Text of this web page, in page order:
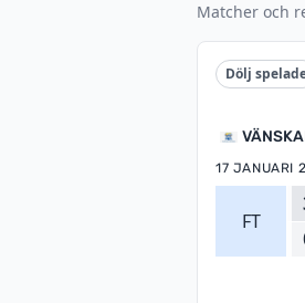
Matcher och
Dölj
17 JANUARI
FT